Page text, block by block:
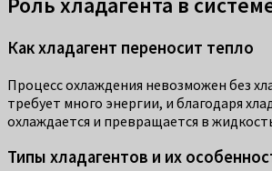
Как хладагент переносит тепло
Процесс охлаждения невозможен без
требует много энергии, и благодаря
охлаждается и превращается в
Типы хладагентов и их